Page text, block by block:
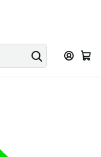
49.990 el envio es
TITAN 13
- VARIEDADES